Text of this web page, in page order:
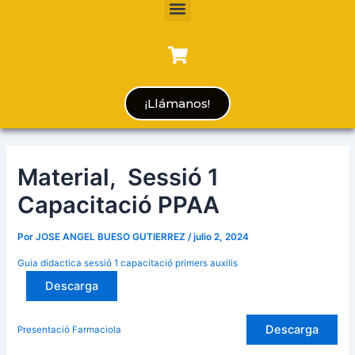
Menu
¡Llámanos!
Material, Sessió 1
Capacitació PPAA
PorJOSE ANGEL BUESO GUTIERREZ/julio 2, 2024
Guia didactica sessió 1 capacitació primers auxilis
Descarga
Presentació Farmaciola Descarga